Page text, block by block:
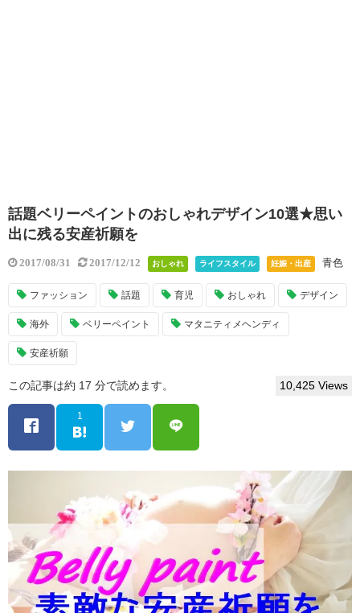
話題ベリーペイントのおしゃれデザイン10選★思い
出に残る安産祈願を
2017/08/31 2017/12/12 おしゃれ ライフスタイル 妊娠・出産 青色
ファッション 話題 育児 おしゃれ デザイン
海外 ベリーペイント マタニティメヘンディ
安産祈願
この記事は約 17 分で読めます。 10,425 Views
1